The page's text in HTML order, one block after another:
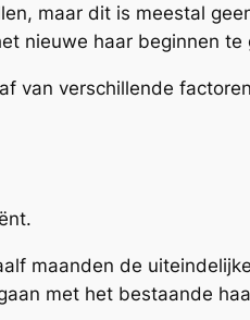
maar dit is meestal
nieuwe haar beginnen te
van verschillende
maanden de
met het bestaande